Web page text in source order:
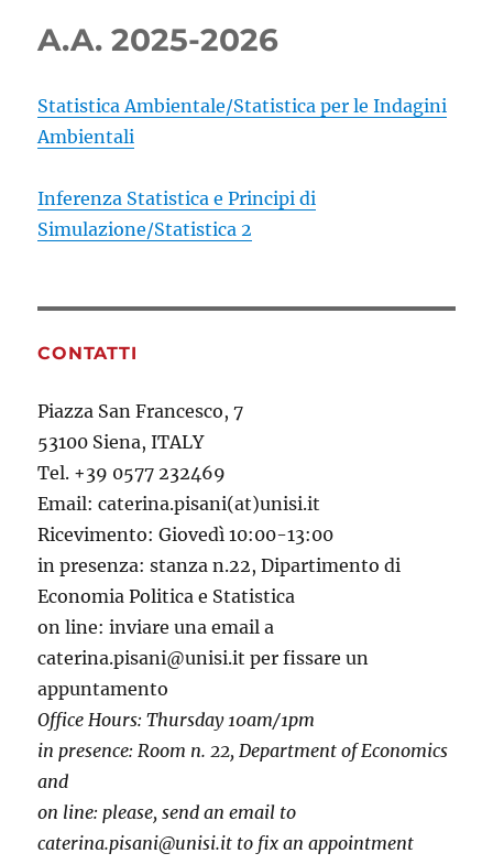
A.A. 2025-2026
Statistica Ambientale/Statistica per le Indagini
Ambientali
Inferenza Statistica e Principi di
Simulazione/Statistica 2
CONTATTI
Piazza San Francesco, 7
53100 Siena, ITALY
Tel. +39 0577 232469
Email: caterina.pisani(at)unisi.it
Ricevimento: Giovedì 10:00-13:00
in presenza: stanza n.22, Dipartimento di
Economia Politica e Statistica
on line: inviare una email a
caterina.pisani@unisi.it per fissare un
appuntamento
Office Hours: Thursday 10am/1pm
in presence: Room n. 22, Department of Economics
and
on line: please, send an email to
caterina.pisani@unisi.it to fix an appointment